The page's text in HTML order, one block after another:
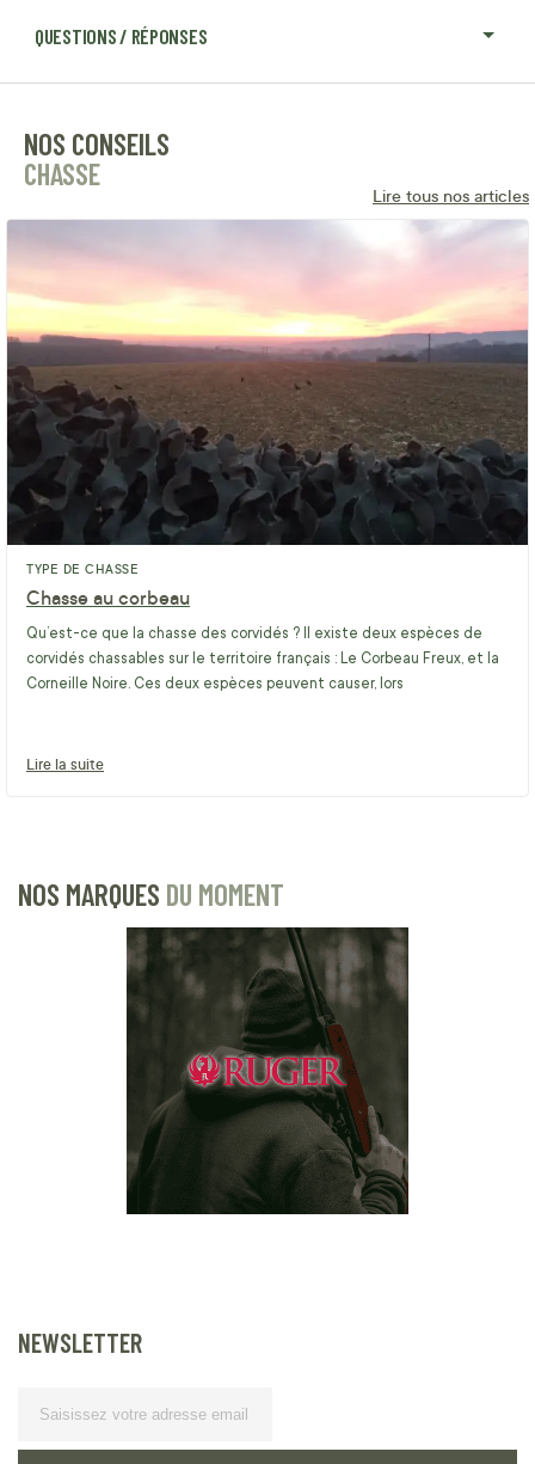
QUESTIONS / RÉPONSES
NOS CONSEILS
CHASSE
Lire tous nos articles
TYPE DE CHASSE
Chasse au corbeau
Qu’est-ce que la chasse des corvidés ? Il existe deux espèces de
corvidés chassables sur le territoire français : Le Corbeau Freux, et la
Corneille Noire. Ces deux espèces peuvent causer, lors
Lire la suite
NOS MARQUES DU MOMENT
NEWSLETTER